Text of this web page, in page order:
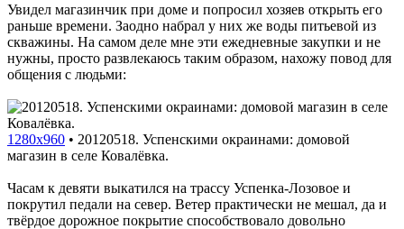
Увидел магазинчик при доме и попросил хозяев открыть его
раньше времени. Заодно набрал у них же воды питьевой из
скважины. На самом деле мне эти ежедневные закупки и не
нужны, просто развлекаюсь таким образом, нахожу повод для
общения с людьми:
1280x960 • 20120518. Успенскими окраинами: домовой
магазин в селе Ковалёвка.
Часам к девяти выкатился на трассу Успенка-Лозовое и
покрутил педали на север. Ветер практически не мешал, да и
твёрдое дорожное покрытие способствовало довольно